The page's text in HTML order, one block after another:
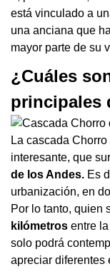
está vinculado a
una anciana que
mayor parte de su
¿Cuáles
principales
La cascada
interesante, que
de los Andes. Es
urbanización, en
Por lo tanto, quien
kilómetros entre
solo podrá
apreciar diferentes